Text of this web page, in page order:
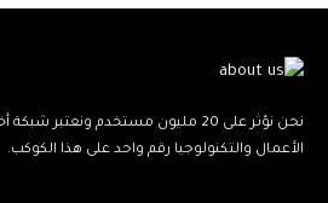
نحن نؤثر على 20 مليون مستخدم ونعتبر شبكة
الأعمال والتكنولوجيا رقم واحد على هذا الكوكب.